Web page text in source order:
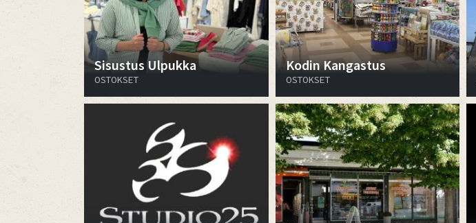
Sisustus Ulpukka
OSTOKSET
Kodin Kangastus
OSTOKSET